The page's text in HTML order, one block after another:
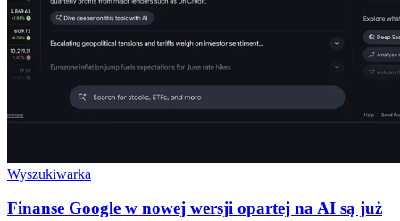
Wyszukiwarka
Finanse Google w nowej wersji opartej na AI są już